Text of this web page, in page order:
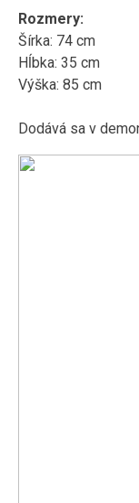
Rozmery:
Šírka: 74 cm
Hĺbka: 35 cm
Výška: 85 cm
Dodává sa v